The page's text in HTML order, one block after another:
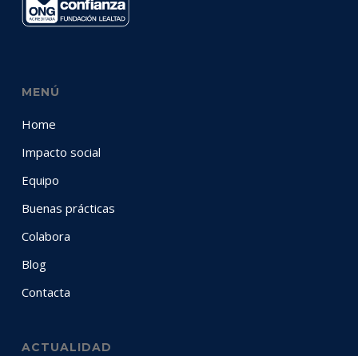
MENÚ
Home
Impacto social
Equipo
Buenas prácticas
Colabora
Blog
Contacta
ACTUALIDAD